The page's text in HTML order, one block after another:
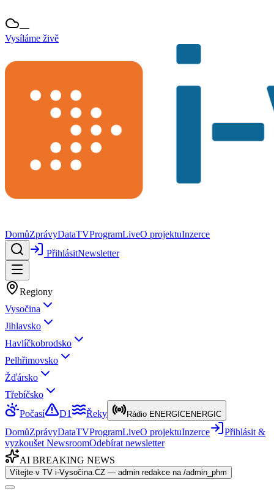
—
Vysíláme živě
DomůZprávyDataTVProgramLiveO projektuInzerce
PřihlásitNewsletter
Regiony
Vysočina
Jihlavsko
Havlíčkobrodsko
Pelhřimovsko
Žďársko
Třebíčsko
Počasí
D1 Řeky Rádio ENERGICENERGIC
DomůZprávyDataTVProgramLiveO projektuInzerce
Přihlásit &
vyzkoušet NewsroomOdebírat newsletter
AI BREAKING NEWS
Vítejte v TV i-Vysočina.CZ — admin redakce na /admin_phm